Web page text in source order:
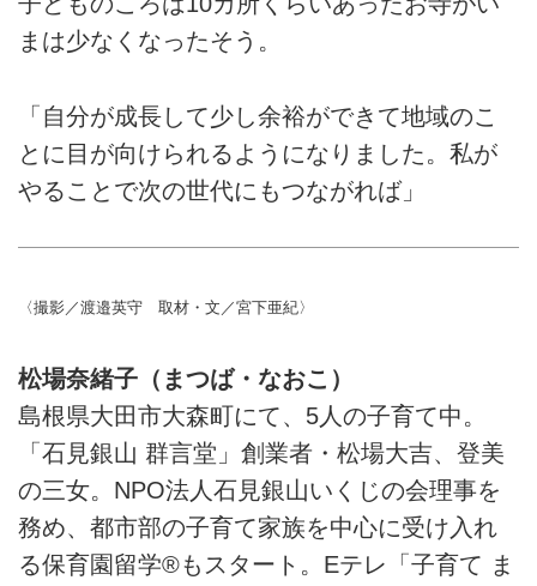
まは少なくなったそう。
「自分が成長して少し余裕ができて地域のこ
とに目が向けられるようになりました。私が
やることで次の世代にもつながれば」
〈撮影／渡邉英守 取材・文／宮下亜紀〉
松場奈緒子（まつば・なおこ）
島根県大田市大森町にて、5人の子育て中。
「石見銀山 群言堂」創業者・松場大吉、登美
の三女。NPO法人石見銀山いくじの会理事を
務め、都市部の子育て家族を中心に受け入れ
る保育園留学®もスタート。Eテレ「子育て ま